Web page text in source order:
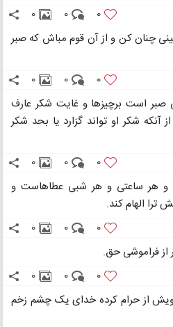
0
0
0
چنان کن و از آن قوم مباش که صبر
0
0
0
صبر است برچیزها و غایت شکر عارف
شکر او تواند گزارد یا بحد شکر
0
0
0
و هر ساعتی و هر شبی عطاهاست و
ترا الهام کند.
0
0
0
فراموشی حق.
0
0
0
از حرام کرده خدای یک چشم زخم